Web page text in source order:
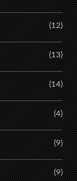
(12)
(13)
(14)
(4)
(9)
(9)